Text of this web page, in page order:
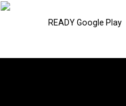
READY Google Play